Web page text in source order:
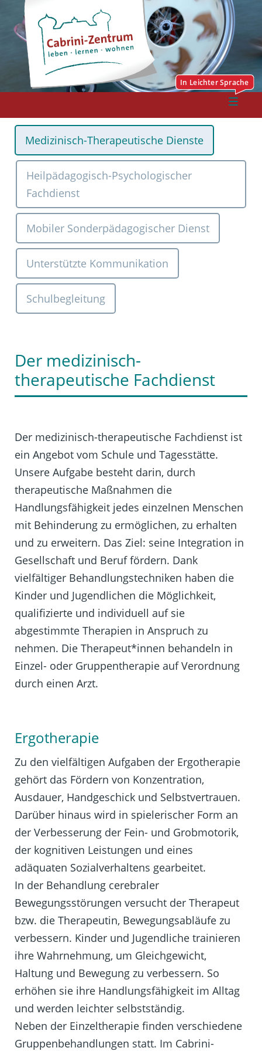
Medizinisch-Therapeutische Dienste
Heilpädagogisch-Psychologischer
Fachdienst
Mobiler Sonderpädagogischer Dienst
Unterstützte Kommunikation
Schulbegleitung
Der medizinisch-
therapeutische Fachdienst
Der medizinisch-therapeutische Fachdienst ist
ein Angebot vom Schule und Tagesstätte.
Unsere Aufgabe besteht darin, durch
therapeutische Maßnahmen die
Handlungsfähigkeit jedes einzelnen Menschen
mit Behinderung zu ermöglichen, zu erhalten
und zu erweitern. Das Ziel: seine Integration in
Gesellschaft und Beruf fördern. Dank
vielfältiger Behandlungstechniken haben die
Kinder und Jugendlichen die Möglichkeit,
qualifizierte und individuell auf sie
abgestimmte Therapien in Anspruch zu
nehmen. Die Therapeut*innen behandeln in
Einzel- oder Gruppentherapie auf Verordnung
durch einen Arzt.
Ergotherapie
Zu den vielfältigen Aufgaben der Ergotherapie
gehört das Fördern von Konzentration,
Ausdauer, Handgeschick und Selbstvertrauen.
Darüber hinaus wird in spielerischer Form an
der Verbesserung der Fein- und Grobmotorik,
der kognitiven Leistungen und eines
adäquaten Sozialverhaltens gearbeitet.
In der Behandlung cerebraler
Bewegungsstörungen versucht der Therapeut
bzw. die Therapeutin, Bewegungsabläufe zu
verbessern. Kinder und Jugendliche trainieren
ihre Wahrnehmung, um Gleichgewicht,
Haltung und Bewegung zu verbessern. So
erhöhen sie ihre Handlungsfähigkeit im Alltag
und werden leichter selbstständig.
Neben der Einzeltherapie finden verschiedene
Gruppenbehandlungen statt. Im Cabrini-